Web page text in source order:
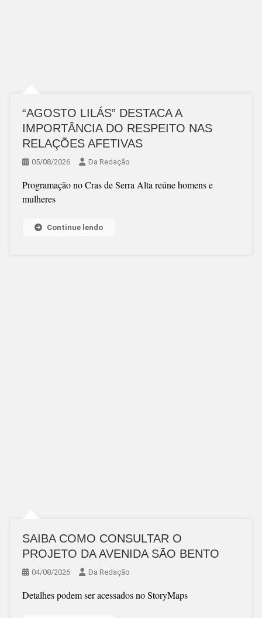
“AGOSTO LILÁS” DESTACA A
IMPORTÂNCIA DO RESPEITO NAS
RELAÇÕES AFETIVAS
05/08/2026 Da Redação
Programação no Cras de Serra Alta reúne homens e
mulheres
Continue lendo
SAIBA COMO CONSULTAR O
PROJETO DA AVENIDA SÃO BENTO
04/08/2026 Da Redação
Detalhes podem ser acessados no StoryMaps